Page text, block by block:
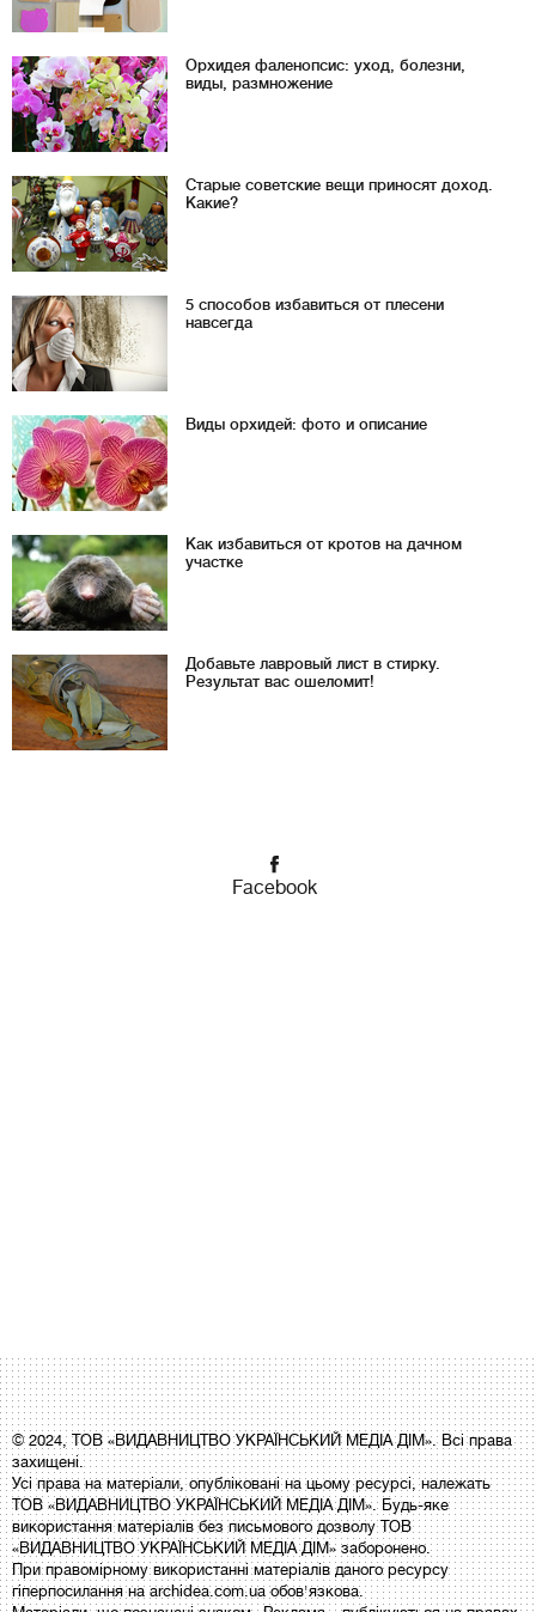
Орхидея фаленопсис: уход, болезни,
виды, размножение
Старые советские вещи приносят доход.
Какие?
5 способов избавиться от плесени
навсегда
Виды орхидей: фото и описание
Как избавиться от кротов на дачном
участке
Добавьте лавровый лист в стирку.
Результат вас ошеломит!
Facebook
© 2024, ТОВ «ВИДАВНИЦТВО УКРАЇНСЬКИЙ МЕДІА ДІМ». Всі права
захищені.
Усі права на матеріали, опубліковані на цьому ресурсі, належать
ТОВ «ВИДАВНИЦТВО УКРАЇНСЬКИЙ МЕДІА ДІМ». Будь-яке
використання матеріалів без письмового дозволу ТОВ
«ВИДАВНИЦТВО УКРАЇНСЬКИЙ МЕДІА ДІМ» заборонено.
При правомірному використанні матеріалів даного ресурсу
гіперпосилання на archidea.com.ua обов'язкова.